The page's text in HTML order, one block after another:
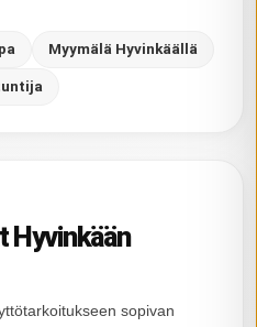
Myymälä Hyvinkäällä
Hyvinkään
sopivan